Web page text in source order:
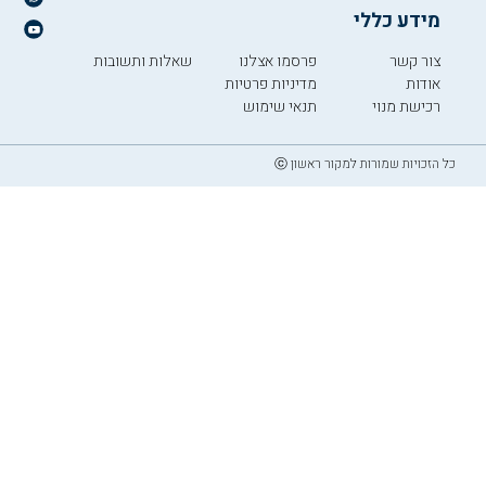
מידע כללי
צור קשר
אודות
רכישת מנוי
פרסמו אצלנו
מדיניות פרטיות
תנאי שימוש
שאלות ותשובות
כל הזכויות שמורות למקור ראשון ⓒ